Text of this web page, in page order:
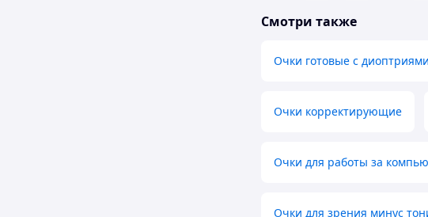
Смотри также
Очки готовые с диоптриями
Очки корректирующие
Очки для работы за
Очки для зрения минус